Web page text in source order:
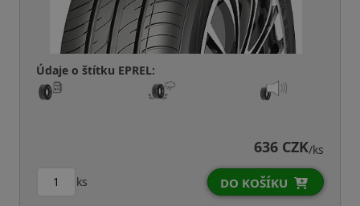
Údaje o štítku EPREL:
636 CZK/ks
ks DO KOŠÍKU